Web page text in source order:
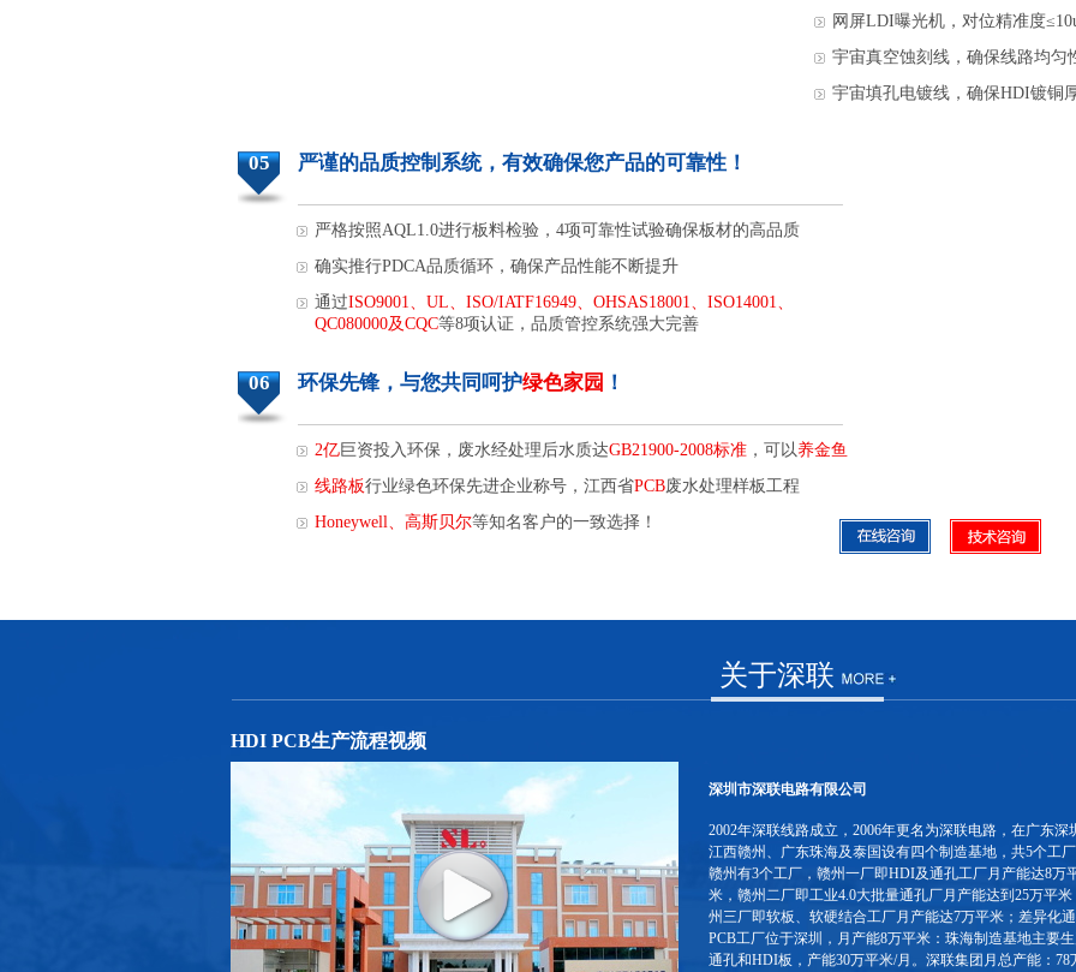
网屏LDI曝光机，对位精准度
宇宙真空蚀刻线，确保线路均匀
宇宙填孔电镀线，确保HDI镀铜
05 严谨的品质控制系统，有效确保您产品的可靠性！
严格按照AQL1.0进行板料检验，4项可靠性试验确保板材的高品质
确实推行PDCA品质循环，确保产品性能不断提升
通过ISO9001、UL、ISO/IATF16949、OHSAS18001、ISO14001、
QC080000及CQC等8项认证，品质管控系统强大完善
06 环保先锋，与您共同呵护绿色家园 ！
2亿巨资投入环保，废水经处理后水质达GB21900-2008标准 ，可以养金鱼
线路板行业绿色环保先进企业称号，江西省PCB废水处理样板工程
Honeywell、高斯贝尔等知名客户的一致选择！
关于深联
HDI PCB生产流程视频
深圳市深联电路有限公司
2002年深联线路成立，2006年更名为深联电路，在广东深
江西赣州、广东珠海及泰国设有四个制造基地，共5个工厂
赣州有3个工厂，赣州一厂即HDI及通孔工厂月产能达8万
米，赣州二厂即工业4.0大批量通孔厂月产能达到25万平米
州三厂即软板、软硬结合工厂月产能达7万平米；差异化
PCB工厂位于深圳，月产能8万平米：珠海制造基地主要
通孔和HDI板，产能30万平米/月。深联集团月总产能：78